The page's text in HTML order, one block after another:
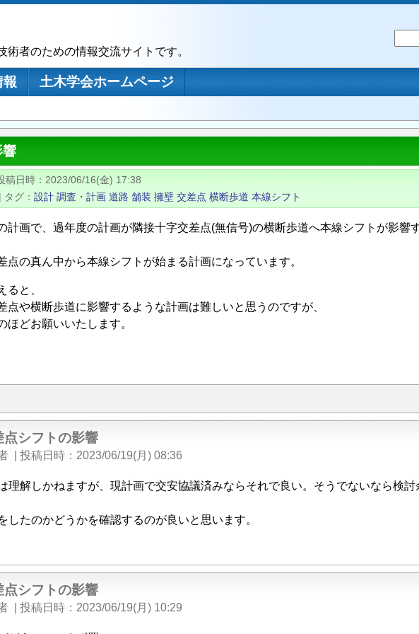
者のための情報交流サイトです。
報
土木学会ホームページ
稿日時
2023/06/16(金) 17:38
| タグ 設計 調査・計画 道路 舗装 擁壁 交差点 横断歩道 本線シフト
計画で、過年度の計画が隣接十字交差点(無信号)の横断歩道へ本線シフトが影響
点の真ん中から本線シフトが始まる計画になっています。
ると、
点や横断歩道に影響するような計画は難しいと思うのですが、
ほどお願いいたします。
点シフトの影響
投稿日時 2023/06/19(月) 08:36
理解しかねますが、現計画で交安協議済みならそれで良い。そうでないなら検討
したのかどうかを確認するのが良いと思います。
点シフトの影響
投稿日時 2023/06/19(月) 10:29